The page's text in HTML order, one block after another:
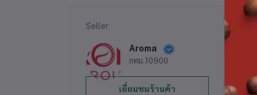
Seller
Aroma
กทม.10900
เยี่ยมชมร้านค้า